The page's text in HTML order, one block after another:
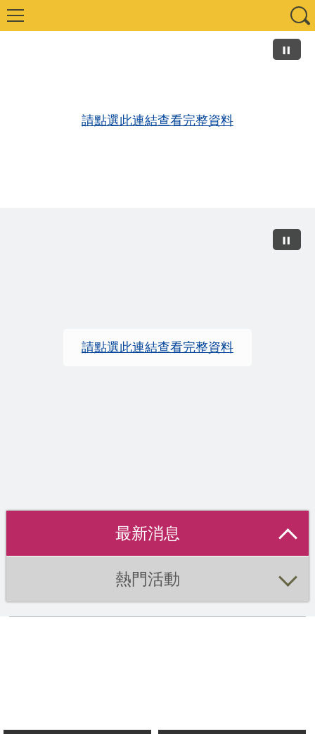
請點選此連結查看完整資料
請點選此連結查看完整資料
最新消息
熱門活動